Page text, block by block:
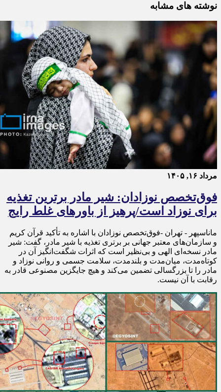
نوشته های مشابه
مرداد ۱۶, ۱۴۰۵
فوق‌تخصص نوزادان: شیر مادر برترین تغذیه
برای نوزاد است/پرهیز از باورهای غلط رایج
ماناسپهر - تهران -فوق‌تخصص نوزادان با اشاره به تأکید قرآن کریم
و سازمان‌های معتبر جهانی بر برتری تغذیه با شیر مادر، گفت: شیر
مادر نسخه‌ای الهی و بی‌نظیر است که اثرات شگفت‌انگیز آن در
کوتاه‌مدت، میان‌مدت و بلندمدت، سلامت جسمی و روانی نوزاد و
مادر را تا بزرگسالی تضمین می‌کند و هیچ جایگزین مصنوعی قادر به
رقابت با آن نیست.